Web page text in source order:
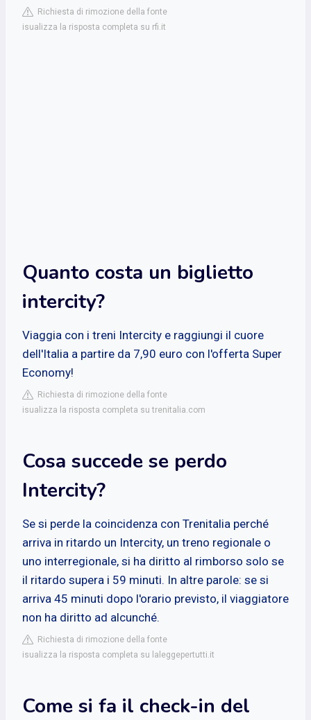
Richiesta di rimozione della fonte
isualizza la risposta completa su rfi.it
Quanto costa un biglietto
intercity?
Viaggia con i treni Intercity e raggiungi il cuore
dell'Italia a partire da 7,90 euro con l'offerta Super
Economy!
Richiesta di rimozione della fonte
isualizza la risposta completa su trenitalia.com
Cosa succede se perdo
Intercity?
Se si perde la coincidenza con Trenitalia perché
arriva in ritardo un Intercity, un treno regionale o
uno interregionale, si ha diritto al rimborso solo se
il ritardo supera i 59 minuti. In altre parole: se si
arriva 45 minuti dopo l'orario previsto, il viaggiatore
non ha diritto ad alcunché.
Richiesta di rimozione della fonte
isualizza la risposta completa su laleggepertutti.it
Come si fa il check-in del